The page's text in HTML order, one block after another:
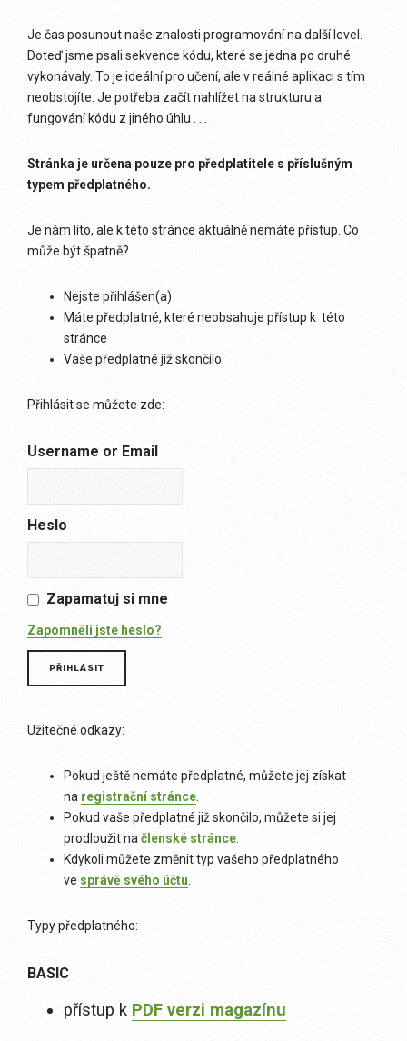
Je čas posunout naše znalosti programování na další level.
Doteď jsme psali sekvence kódu, které se jedna po druhé
vykonávaly. To je ideální pro učení, ale v reálné aplikaci s tím
neobstojíte. Je potřeba začít nahlížet na strukturu a
fungování kódu z jiného úhlu . . .
Stránka je určena pouze pro předplatitele s příslušným
typem předplatného.
Je nám líto, ale k této stránce aktuálně nemáte přístup. Co
může být špatně?
Nejste přihlášen(a)
Máte předplatné, které neobsahuje přístup k této
stránce
Vaše předplatné již skončilo
Přihlásit se můžete zde:
Username or Email
Heslo
Zapamatuj si mne
Zapomněli jste heslo?
Užitečné odkazy:
Pokud ještě nemáte předplatné, můžete jej získat
na registrační stránce
Pokud vaše předplatné již skončilo, můžete si jej
prodloužit na členské stránce
Kdykoli můžete změnit typ vašeho předplatného
ve správě svého účtu
Typy předplatného:
BASIC
přístup k PDF verzi magazínu